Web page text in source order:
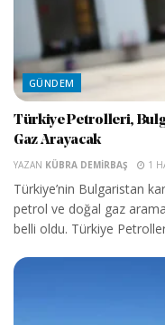
GÜNDEM
Türkiye Petrolleri,
Gaz Arayacak
YAZAN KÜBRA DEMIRBAŞ 1
Türkiye’nin Bulgaristan
petrol ve doğal gaz
belli oldu. Türkiye